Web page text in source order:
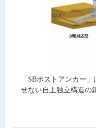
「SBポストアンカー
せない自主独立構造の